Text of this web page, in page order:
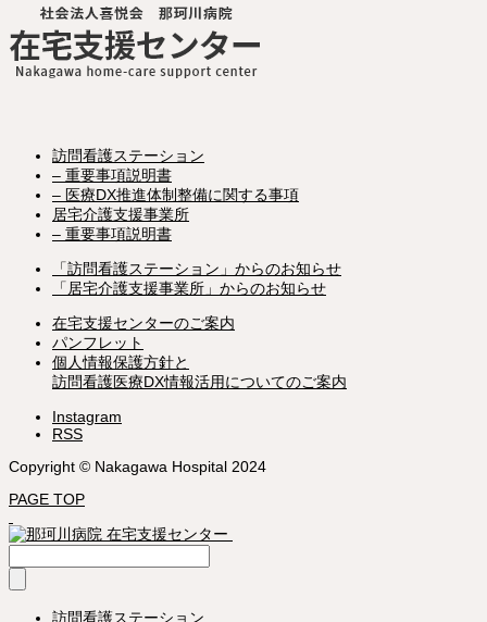
訪問看護ステーション
– 重要事項説明書
– 医療DX推進体制整備に関する事項
居宅介護支援事業所
– 重要事項説明書
「訪問看護ステーション」からのお知らせ
「居宅介護支援事業所」からのお知らせ
在宅支援センターのご案内
パンフレット
個人情報保護方針と
訪問看護医療DX情報活用についてのご案内
Instagram
RSS
Copyright © Nakagawa Hospital 2024
PAGE TOP
訪問看護ステーション